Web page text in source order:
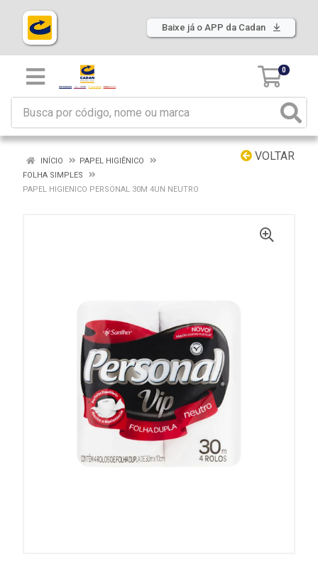
Baixe já o APP da Cadan
0
VOLTAR
INÍCIO
PAPEL HIGIÊNICO
FOLHA SIMPLES
PAPEL HIGIENICO PERSONAL 30M 4UN NEUTRO